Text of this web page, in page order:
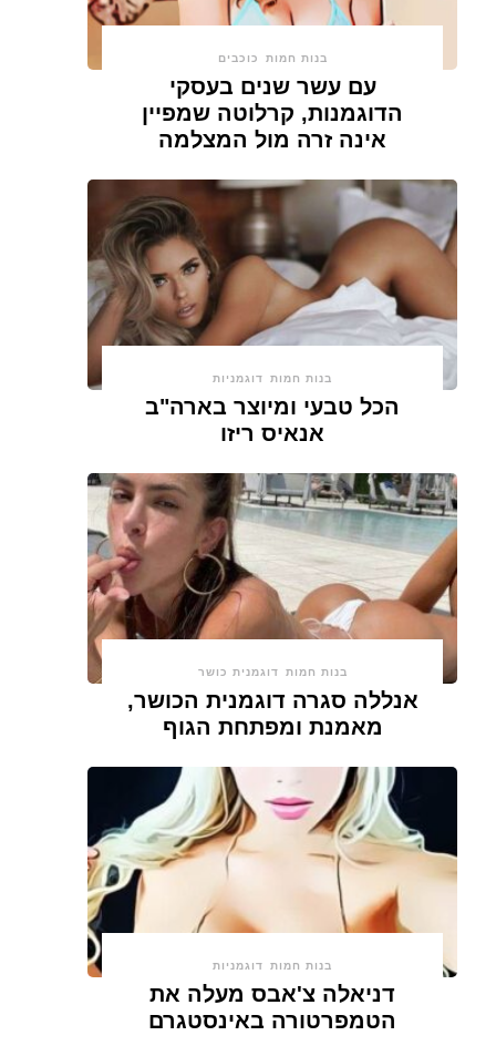
בנות חמות כוכבים
עם עשר שנים בעסקי
הדוגמנות, קרלוטה שמפיין
אינה זרה מול המצלמה
בנות חמות דוגמניות
הכל טבעי ומיוצר בארה"ב
אנאיס ריזו
בנות חמות דוגמנית כושר
אנללה סגרה דוגמנית הכושר,
מאמנת ומפתחת הגוף
בנות חמות דוגמניות
דניאלה צ'אבס מעלה את
הטמפרטורה באינסטגרם